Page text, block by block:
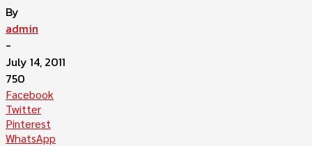
By
admin
-
July 14, 2011
750
Facebook
Twitter
Pinterest
WhatsApp